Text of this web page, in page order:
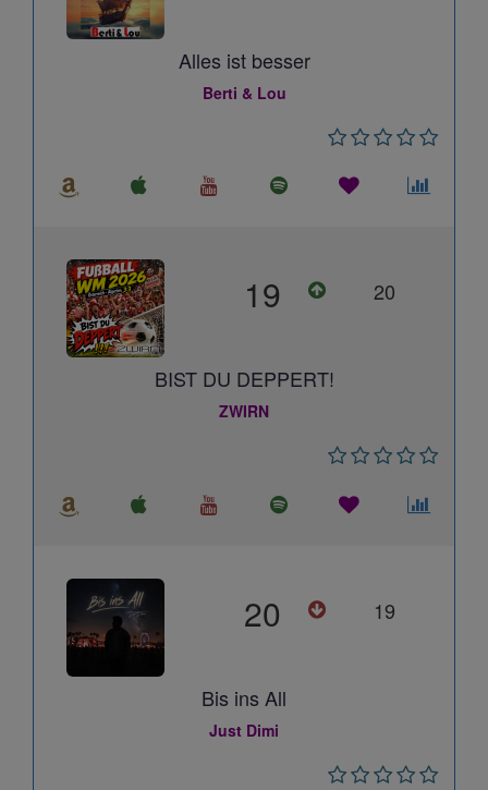
Alles ist besser
Berti & Lou
19 20
BIST DU DEPPERT!
ZWIRN
20 19
Bis ins All
Just Dimi